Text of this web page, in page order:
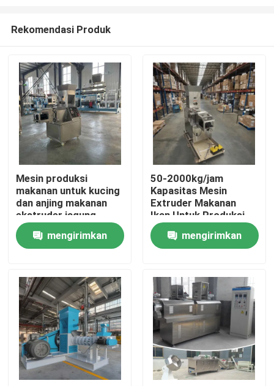
Rumah
Tampilan VR
Tentang kita
Wisata pabrik
Rekomendasi Produk
Mesin produksi
makanan untuk kucing
dan anjing makanan
ekstruder jagung
puffed makanan
ringan mengirimkan
50-2000kg/jam
Kapasitas Mesin
Extruder Makanan
Ikan Untuk Produksi
Berskala Besar
mengirimkan